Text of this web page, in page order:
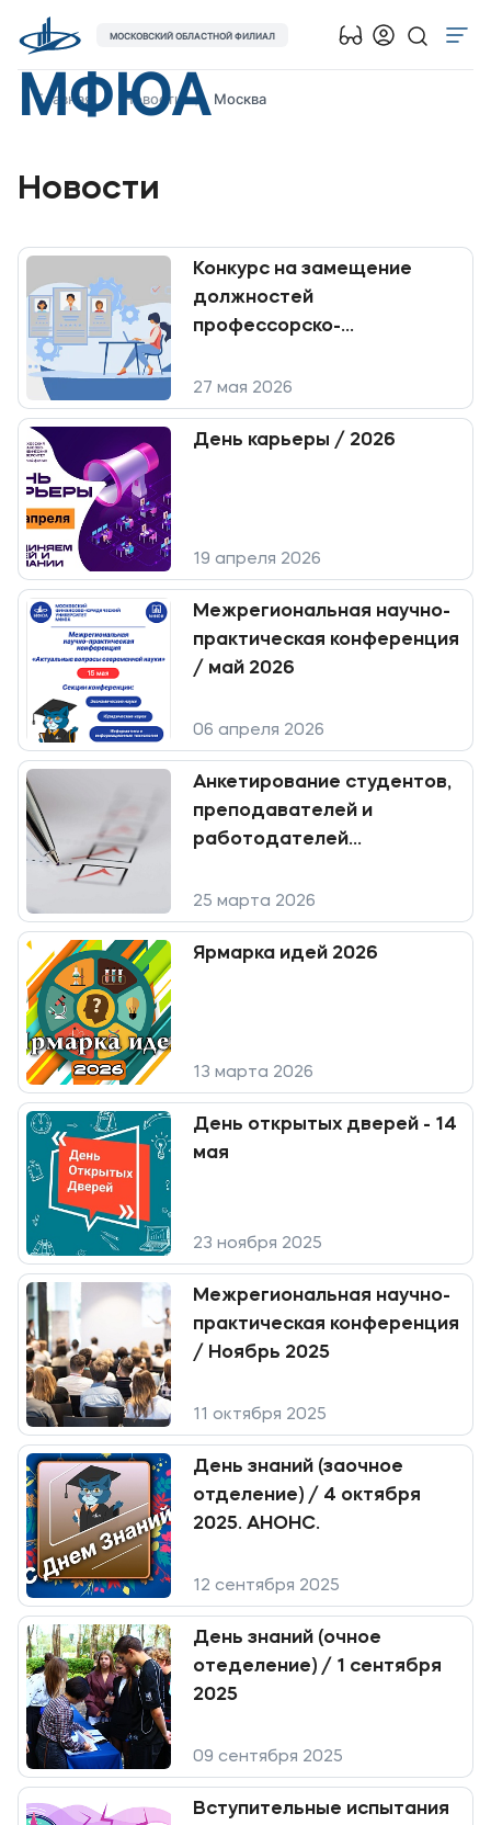
МФЮА
МОСКОВСКИЙ ОБЛАСТНОЙ ФИЛИАЛ
Об университете
Поступающим
Абитуриентам
Студентам
Выпускникам
Карьера
Аспирантура
Институт дополнительного образования
Уровни образования
Среднее профессиональное образование
Высшее образование в МФЮА
Аспирантура
Дополнительное образование
Медиа
Новости ВУЗа
Контакты
Банковские реквизиты
Карьера
Приемная комиссия
+7 (495) 221-10-01
+7 (800) 200-80-66
Полезное
Об образовательной организации
Банковские реквизиты
Мы в соцсетях
Подобрать программу
Главная Новости Москва
Новости
Конкурс на замещение
должностей
профессорско-
состава
27 мая 2026
День карьеры / 2026
19 апреля 2026
Межрегиональная научно-
практическая конференция
/ май 2026
06 апреля 2026
Анкетирование студентов,
преподавателей и
работодателей
филиала МФЮА
25 марта 2026
Ярмарка идей 2026
13 марта 2026
День открытых дверей - 14
мая
23 ноября 2025
Межрегиональная научно-
практическая конференция
/ Ноябрь 2025
11 октября 2025
День знаний (заочное
отделение) / 4 октября
2025. АНОНС.
12 сентября 2025
День знаний (очное
отеделение) / 1 сентября
2025
09 сентября 2025
Вступительные испытания